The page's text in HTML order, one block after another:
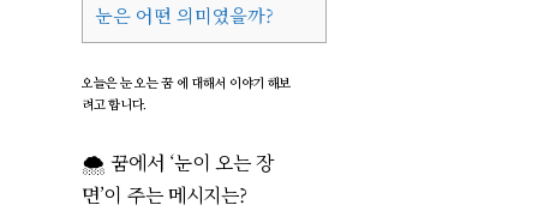
눈은 어떤 의미였을까?
오늘은 눈 오는 꿈 에 대해서 이야기 해보
려고 합니다.
🌨️ 꿈에서 ‘눈이 오는 장
면’이 주는 메시지는?